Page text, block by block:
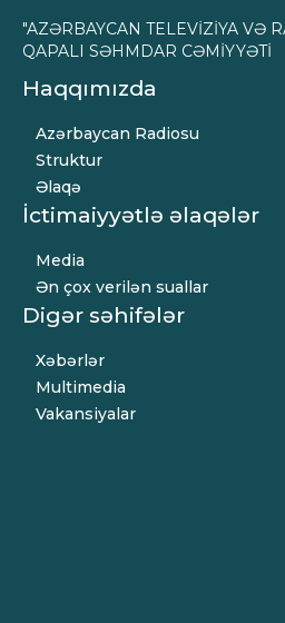
"AZƏRBAYCAN TELEVİZİYA VƏ
QAPALI SƏHMDAR CƏMİYYƏTİ
Haqqımızda
Azərbaycan Radiosu
Struktur
Əlaqə
İctimaiyyətlə əlaqələr
Media
Ən çox verilən suallar
Digər səhifələr
Xəbərlər
Multimedia
Vakansiyalar